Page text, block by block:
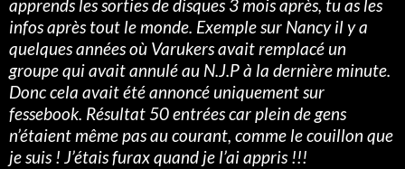
apprends les sorties de disques 3 mois après, tu as les
infos après tout le monde. Exemple sur Nancy il y a
quelques années où Varukers avait remplacé un
groupe qui avait annulé au N.J.P à la dernière minute.
Donc cela avait été annoncé uniquement sur
fessebook. Résultat 50 entrées car plein de gens
n’étaient même pas au courant, comme le couillon que
je suis ! J’étais furax quand je l’ai appris !!!